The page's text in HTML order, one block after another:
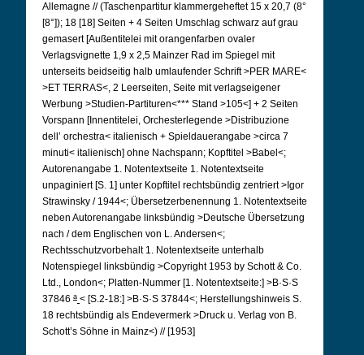
Allemagne // (Taschenpartitur klammergeheftet 15 x 20,7 (8°
[8°]); 18 [18] Seiten + 4 Seiten Umschlag schwarz auf grau
gemasert [Außentitelei mit orangenfarben ovaler
Verlagsvignette 1,9 x 2,5 Mainzer Rad im Spiegel mit
unterseits beidseitig halb umlaufender Schrift >PER MARE<
>ET TERRAS<, 2 Leerseiten, Seite mit verlagseigener
Werbung >Studien-Partituren<*** Stand >105<] + 2 Seiten
Vorspann [Innentitelei, Orchesterlegende >Distribuzione
dell’ orchestra< italienisch + Spieldauerangabe >circa 7
minuti< italienisch] ohne Nachspann; Kopftitel >Babel<;
Autorenangabe 1. Notentextseite 1. Notentextseite
unpaginiert [S. 1] unter Kopftitel rechtsbündig zentriert >Igor
Strawinsky / 1944<; Übersetzerbenennung 1. Notentextseite
neben Autorenangabe linksbündig >Deutsche Übersetzung
nach / dem Englischen von L. Andersen<;
Rechtsschutzvorbehalt 1. Notentextseite unterhalb
Notenspiegel linksbündig >Copyright 1953 by Schott & Co.
Ltd., London<; Platten-Nummer [1. Notentextseite:] >B·S·S
37846 a < [S.2-18:] >B·S·S 37844<; Herstellungshinweis S.
18 rechtsbündig als Endevermerk >Druck u. Verlag von B.
Schott’s Söhne in Mainz<) // [1953]